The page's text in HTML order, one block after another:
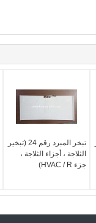
تبخر المبرد رقم 24 (تبخير
الثلاجة ، أجزاء الثلاجة ،
جزء HVAC / R)